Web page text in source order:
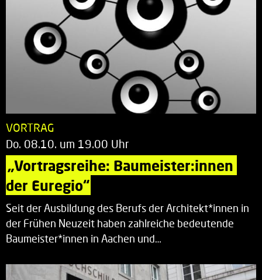
VORTRAG
Do. 08.10. um 19.00 Uhr
„Vortragsreihe: Baumeister:innen
der Euregio“
Seit der Ausbildung des Berufs der Architekt*innen in
der Frühen Neuzeit haben zahlreiche bedeutende
Baumeister*innen in Aachen und…